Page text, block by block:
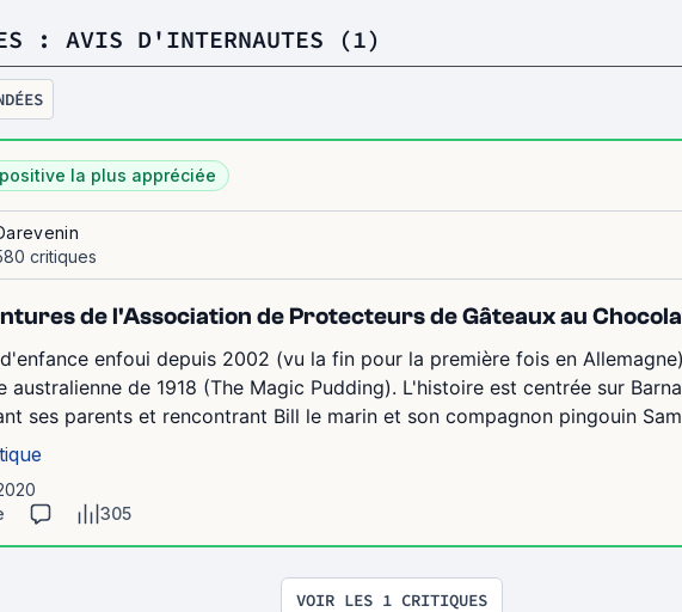
: AVIS D'INTERNAUTES (1)
la plus appréciée
critiques
de l'Association de Protecteurs de Gâteaux au
enfoui depuis 2002 (vu la fin pour la première fois en
australienne de 1918 (The Magic Pudding). L'histoire est centrée sur
ses parents et rencontrant Bill le marin et son compagnon pingouin
305
VOIR LES 1 CRITIQUES